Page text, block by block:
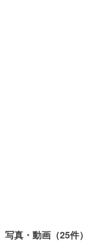
写真・動画（25件）